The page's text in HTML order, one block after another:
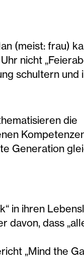
(meist: frau)
nicht
schultern und
die
Generation
in ihren
davon, dass
„Mind the